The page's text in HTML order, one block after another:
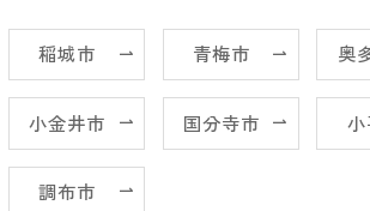
稲城市 青梅市 奥
小金井市 国分寺市
調布市